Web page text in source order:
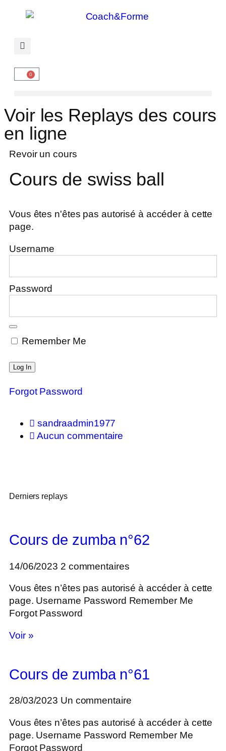
0
Voir les Replays des cours
en ligne
Revoir un cours
Cours de swiss ball
Vous êtes n'êtes pas autorisé à accéder à cette
page.
Username
Password
Remember Me
Forgot Password
sandraadmin1977
Aucun commentaire
Derniers replays
Cours de zumba n°62
14/06/2023 2 commentaires
Vous êtes n’êtes pas autorisé à accéder à cette
page. Username Password Remember Me
Forgot Password
Voir »
Cours de zumba n°61
28/03/2023 Un commentaire
Vous êtes n’êtes pas autorisé à accéder à cette
page. Username Password Remember Me
Forgot Password